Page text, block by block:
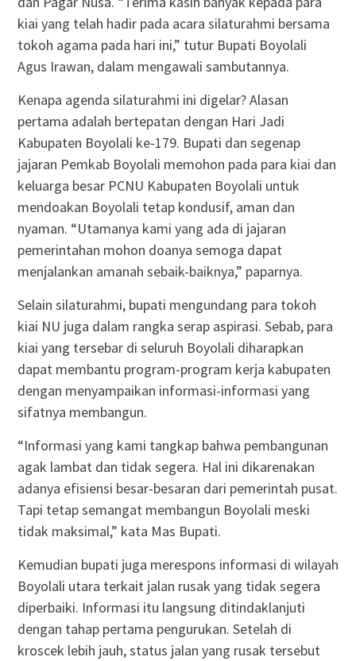
kiai yang telah hadir pada acara silaturahmi bersama
tokoh agama pada hari ini,” tutur Bupati Boyolali
Agus Irawan, dalam mengawali sambutannya.
Kenapa agenda silaturahmi ini digelar? Alasan
pertama adalah bertepatan dengan Hari Jadi
Kabupaten Boyolali ke-179. Bupati dan segenap
jajaran Pemkab Boyolali memohon pada para kiai dan
keluarga besar PCNU Kabupaten Boyolali untuk
mendoakan Boyolali tetap kondusif, aman dan
nyaman. “Utamanya kami yang ada di jajaran
pemerintahan mohon doanya semoga dapat
menjalankan amanah sebaik-baiknya,” paparnya.
Selain silaturahmi, bupati mengundang para tokoh
kiai NU juga dalam rangka serap aspirasi. Sebab, para
kiai yang tersebar di seluruh Boyolali diharapkan
dapat membantu program-program kerja kabupaten
dengan menyampaikan informasi-informasi yang
sifatnya membangun.
“Informasi yang kami tangkap bahwa pembangunan
agak lambat dan tidak segera. Hal ini dikarenakan
adanya efisiensi besar-besaran dari pemerintah pusat.
Tapi tetap semangat membangun Boyolali meski
tidak maksimal,” kata Mas Bupati.
Kemudian bupati juga merespons informasi di wilayah
Boyolali utara terkait jalan rusak yang tidak segera
diperbaiki. Informasi itu langsung ditindaklanjuti
dengan tahap pertama pengurukan. Setelah di
kroscek lebih jauh, status jalan yang rusak tersebut